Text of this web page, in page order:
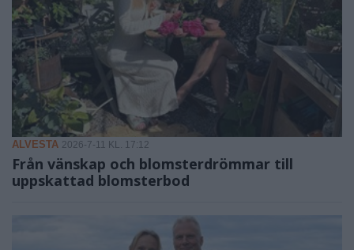
ALVESTA 2026-7-11 KL. 17:12
Från vänskap och blomsterdrömmar till
uppskattad blomsterbod